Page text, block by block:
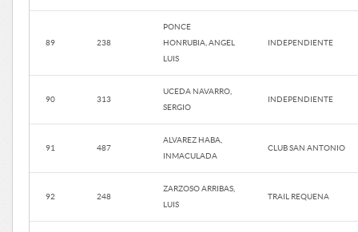
89 238
PONCE
HONRUBIA, ANGEL
LUIS
INDEPENDIENTE
90 313
UCEDA NAVARRO,
SERGIO
INDEPENDIENTE
91 487
ALVAREZ HABA,
INMACULADA
CLUB SAN ANTONIO
92 248
ZARZOSO ARRIBAS,
LUIS
TRAIL REQUENA